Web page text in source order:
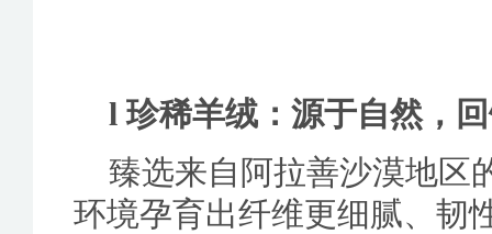
l 珍稀羊绒：源于自然，
臻选来自阿拉善沙漠地区
环境孕育出纤维更细腻、韧